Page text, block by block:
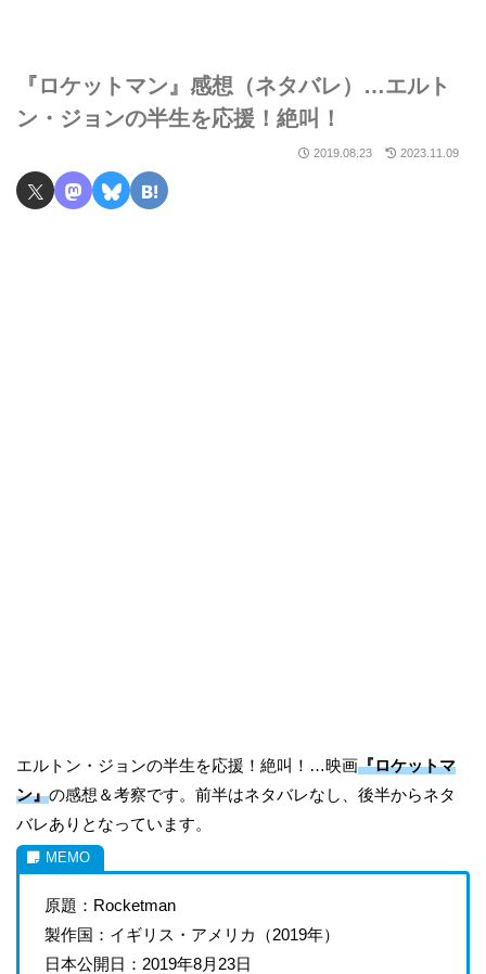
『ロケットマン』感想（ネタバレ）…エルト
ン・ジョンの半生を応援！絶叫！
2019.08.23 2023.11.09
エルトン・ジョンの半生を応援！絶叫！…映画『ロケットマ
ン』の感想＆考察です。前半はネタバレなし、後半からネタ
バレありとなっています。
原題：Rocketman
製作国：イギリス・アメリカ（2019年）
日本公開日：2019年8月23日